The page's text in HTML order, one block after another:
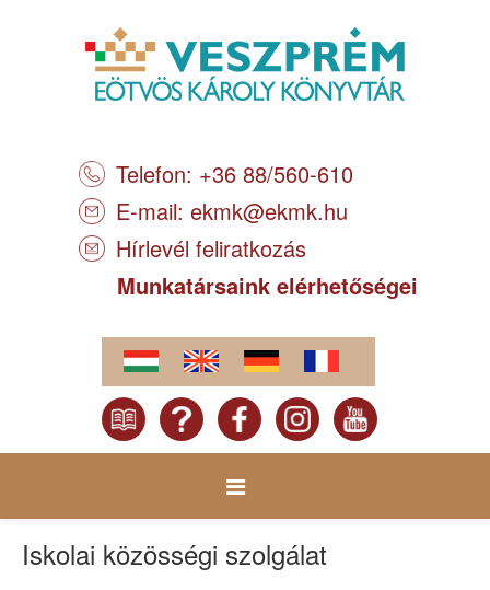
Telefon: +36 88/560-610
E-mail: ekmk@ekmk.hu
Hírlevél feliratkozás
Munkatársaink elérhetőségei
Iskolai közösségi szolgálat